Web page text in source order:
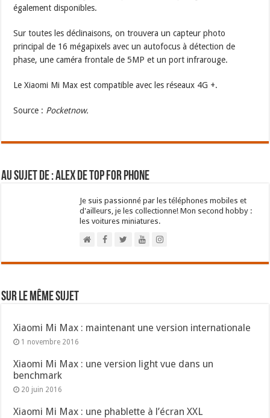
également disponibles.
Sur toutes les déclinaisons, on trouvera un capteur photo
principal de 16 mégapixels avec un autofocus à détection de
phase, une caméra frontale de 5MP et un port infrarouge.
Le Xiaomi Mi Max est compatible avec les réseaux 4G +.
Source : Pocketnow.
Au sujet de : Alex de Top For Phone
Je suis passionné par les téléphones mobiles et
d'ailleurs, je les collectionne! Mon second hobby :
les voitures miniatures.
Sur le même sujet
Xiaomi Mi Max : maintenant une version internationale
1 novembre 2016
Xiaomi Mi Max : une version light vue dans un
benchmark
20 juin 2016
Xiaomi Mi Max : une phablette à l’écran XXL